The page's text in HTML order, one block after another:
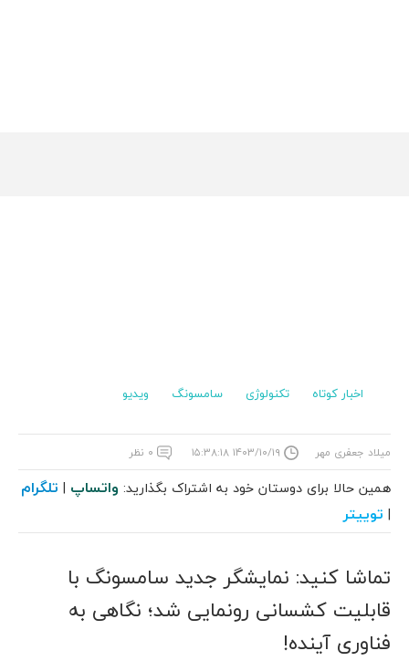
اخبار کوتاه تکنولوژی سامسونگ ویدیو
میلاد جعفری مهر ۱۴۰۳/۱۰/۱۹ ۱۵:۳۸:۱۸ ۰ نظر
همین حالا برای دوستان خود به اشتراک بگذارید: واتساپ | تلگرام
| توییتر
تماشا کنید: نمایشگر جدید سامسونگ با
قابلیت کشسانی رونمایی شد؛ نگاهی به
فناوری آینده!